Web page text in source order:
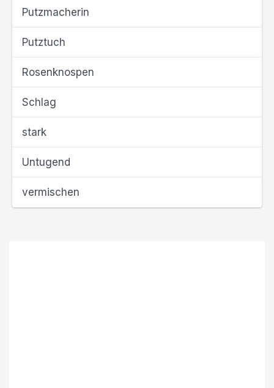
Putzmacherin
Putztuch
Rosenknospen
Schlag
stark
Untugend
vermischen